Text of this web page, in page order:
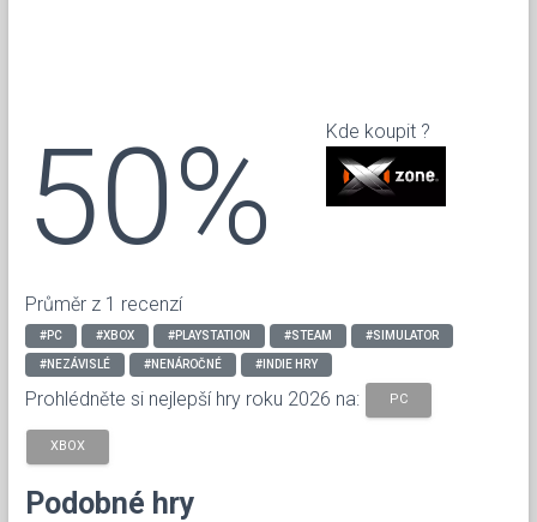
50%
Průměr z 1 recenzí
Kde koupit ?
#PC #XBOX #PLAYSTATION #STEAM #SIMULATOR
#NEZÁVISLÉ #NENÁROČNÉ #INDIE HRY
Prohlédněte si nejlepší hry roku 2026 na: PC
XBOX
Podobné hry